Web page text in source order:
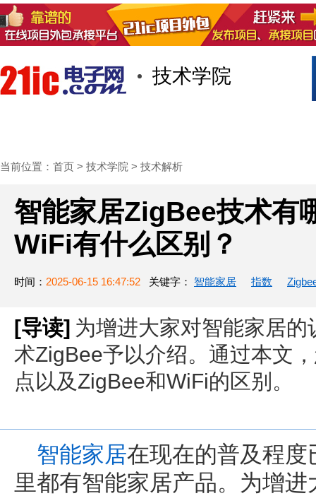
技术学院
当前位置： 首页 > 技术学院 > 技术解析
智能家居ZigBee技术有
WiFi有什么区别？
时间： 2025-06-15 16:47:52 关键字： 智能家居 指数
[导读] 为增进大家对智能家居
术ZigBee予以介绍。通过本文
点以及ZigBee和WiFi的区别。
智能家居在现在的普及程
里都有智能家居产品。为增